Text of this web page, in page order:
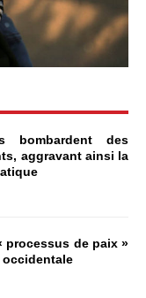
bombardent des
aggravant ainsi la
processus de paix »
occidentale